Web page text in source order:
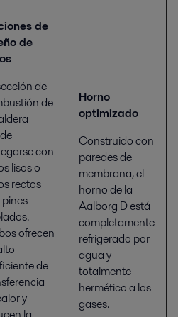
de
de
de
de
con
lisos o
rectos
ofrecen
de
y
Horno
optimizado
Construido con
paredes de
membrana, el
horno de la
Aalborg D está
completamente
refrigerado por
agua y
totalmente
hermético a los
gases.